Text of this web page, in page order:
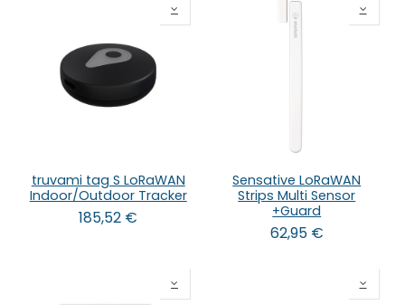
truvami tag S LoRaWAN
Indoor/Outdoor Tracker
185,52 €
Sensative LoRaWAN
Strips Multi Sensor
+Guard
62,95€